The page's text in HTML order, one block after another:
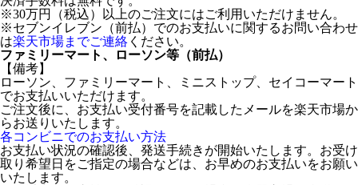
※30万円（税込）以上のご注文にはご利用いただけません。
※セブンイレブン（前払）でのお支払いに関するお問い合わせ
は楽天市場までご連絡 ください。
ファミリーマート、ローソン等（前払）
【備考】
ローソン、ファミリーマート、ミニストップ、セイコーマート
でお支払いいただけます。
ご注文後に、お支払い受付番号を記載したメールを楽天市場か
らお送りいたします。
各コンビニでのお支払い方法
お支払い状況の確認後、発送手続きが開始いたします。お受け
取り希望日をご指定の場合などは、お早めのお支払いをお願い
いたします。